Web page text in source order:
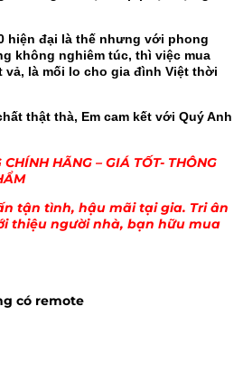
hiện đại là thế nhưng với phong
không nghiêm túc, thì việc mua
là mối lo cho gia đình Việt thời
thật thà, Em cam kết với Quý Anh
HÃNG – GIÁ TỐT- THÔNG
tận tình, hậu mãi tại gia. Tri ân
thiệu người nhà, bạn hữu mua
có remote